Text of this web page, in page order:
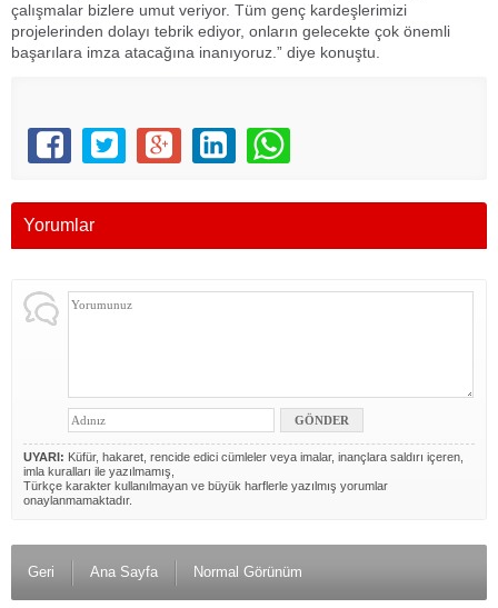
çalışmalar bizlere umut veriyor. Tüm genç kardeşlerimizi
projelerinden dolayı tebrik ediyor, onların gelecekte çok önemli
başarılara imza atacağına inanıyoruz.” diye konuştu.
Yorumlar
UYARI: Küfür, hakaret, rencide edici cümleler veya imalar, inançlara saldırı içeren,
imla kuralları ile yazılmamış,
Türkçe karakter kullanılmayan ve büyük harflerle yazılmış yorumlar
onaylanmamaktadır.
Geri Ana Sayfa Normal Görünüm